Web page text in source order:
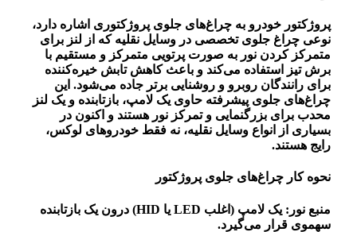
پروژکتور خودرو به چراغ‌های جلوی پروژکتوری اشاره دارد،
نوعی چراغ جلوی تخصصی در وسایل نقلیه که از لنز برای
متمرکز کردن نور به صورت پرتویی متمرکز و مستقیم با
برش تیز استفاده می‌کند و باعث کاهش تابش خیره‌کننده
برای رانندگان روبرو و روشنایی برتر جاده می‌شود. این
چراغ‌های جلوی پیشرفته حاوی یک لامپ، بازتابنده و یک لنز
محدب برای بزرگنمایی و تمرکز نور هستند و اکنون در
بسیاری از انواع وسایل نقلیه، نه فقط خودروهای لوکس،
رایج هستند.
نحوه کار چراغ‌های جلوی پروژکتور
منبع نور: یک لامپ (اغلب LED یا HID) درون یک بازتابنده
سهموی قرار می‌گیرد.